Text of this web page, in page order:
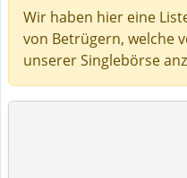
Wir haben hier eine
von Betrügern, welche
unserer Singlebörse